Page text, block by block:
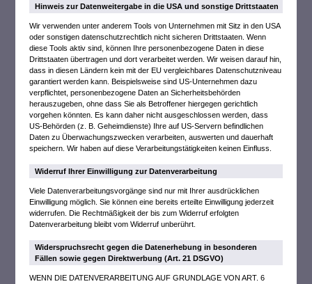
Hinweis zur Datenweitergabe in die USA und sonstige Drittstaaten
Wir verwenden unter anderem Tools von Unternehmen mit Sitz in den USA
oder sonstigen datenschutzrechtlich nicht sicheren Drittstaaten. Wenn
diese Tools aktiv sind, können Ihre personenbezogene Daten in diese
Drittstaaten übertragen und dort verarbeitet werden. Wir weisen darauf hin,
dass in diesen Ländern kein mit der EU vergleichbares Datenschutzniveau
garantiert werden kann. Beispielsweise sind US-Unternehmen dazu
verpflichtet, personenbezogene Daten an Sicherheitsbehörden
herauszugeben, ohne dass Sie als Betroffener hiergegen gerichtlich
vorgehen könnten. Es kann daher nicht ausgeschlossen werden, dass
US-Behörden (z. B. Geheimdienste) Ihre auf US-Servern befindlichen
Daten zu Überwachungszwecken verarbeiten, auswerten und dauerhaft
speichern. Wir haben auf diese Verarbeitungstätigkeiten keinen Einfluss.
Widerruf Ihrer Einwilligung zur Datenverarbeitung
Viele Datenverarbeitungsvorgänge sind nur mit Ihrer ausdrücklichen
Einwilligung möglich. Sie können eine bereits erteilte Einwilligung jederzeit
widerrufen. Die Rechtmäßigkeit der bis zum Widerruf erfolgten
Datenverarbeitung bleibt vom Widerruf unberührt.
Widerspruchsrecht gegen die Datenerhebung in besonderen
Fällen sowie gegen Direktwerbung (Art. 21 DSGVO)
WENN DIE DATENVERARBEITUNG AUF GRUNDLAGE VON ART. 6